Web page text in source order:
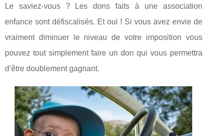
Le saviez-vous ? Les dons faits à une association
enfance sont défiscalisés. Et oui ! Si vous avez envie de
vraiment diminuer le niveau de votre imposition vous
pouvez tout simplement faire un don qui vous permettra
d’être doublement gagnant.